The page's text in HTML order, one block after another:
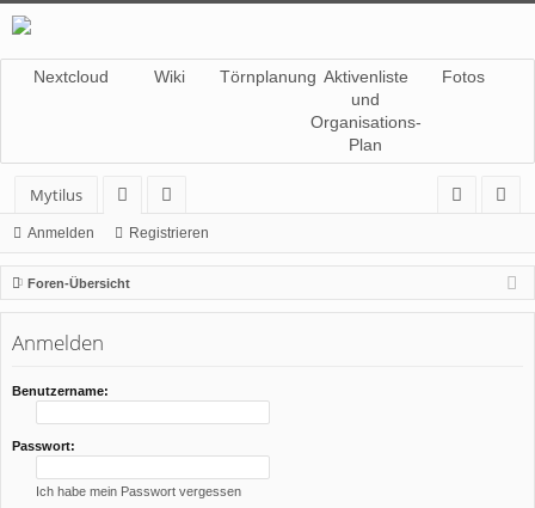
Nextcloud Wiki Törnplanung Aktivenliste
und
Organisations-
Plan
Fotos
Mytilus
or
en
itg
lie
de
m
el
ist
rie
Anmelden Registrieren
Foren-Übersicht
Anmelden
Benutzername:
Passwort:
Ich habe mein Passwort vergessen